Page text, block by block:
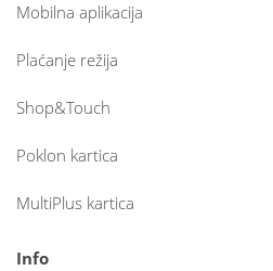
Mobilna aplikacija
Plaćanje režija
Shop&Touch
Poklon kartica
MultiPlus kartica
Info